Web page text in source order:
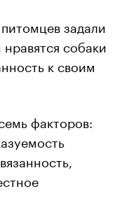
задали
собаки
к своим
факторов: